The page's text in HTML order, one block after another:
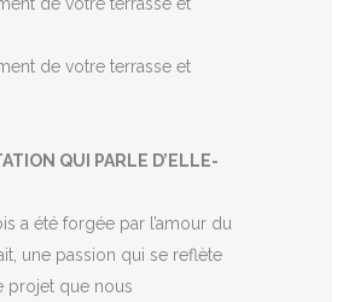
QUI PARLE D’ELLE-
a été forgée par l’amour du
une passion qui se reflète
projet que nous